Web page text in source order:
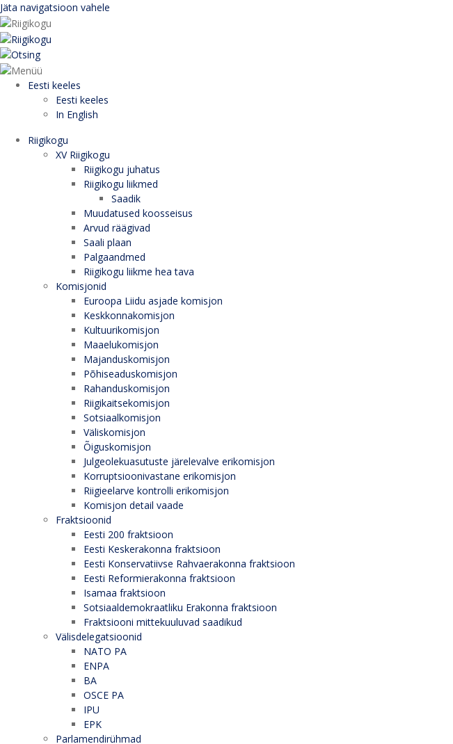
Jäta navigatsioon vahele
Eesti keeles
Eesti keeles
In English
Riigikogu
XV Riigikogu
Riigikogu juhatus
Riigikogu liikmed
Saadik
Muudatused koosseisus
Arvud räägivad
Saali plaan
Palgaandmed
Riigikogu liikme hea tava
Komisjonid
Euroopa Liidu asjade komisjon
Keskkonnakomisjon
Kultuurikomisjon
Maaelukomisjon
Majanduskomisjon
Põhiseaduskomisjon
Rahanduskomisjon
Riigikaitsekomisjon
Sotsiaalkomisjon
Väliskomisjon
Õiguskomisjon
Julgeolekuasutuste järelevalve erikomisjon
Korruptsioonivastane erikomisjon
Riigieelarve kontrolli erikomisjon
Komisjon detail vaade
Fraktsioonid
Eesti 200 fraktsioon
Eesti Keskerakonna fraktsioon
Eesti Konservatiivse Rahvaerakonna fraktsioon
Eesti Reformierakonna fraktsioon
Isamaa fraktsioon
Sotsiaaldemokraatliku Erakonna fraktsioon
Fraktsiooni mittekuuluvad saadikud
Välisdelegatsioonid
NATO PA
ENPA
BA
OSCE PA
IPU
EPK
Parlamendirühmad